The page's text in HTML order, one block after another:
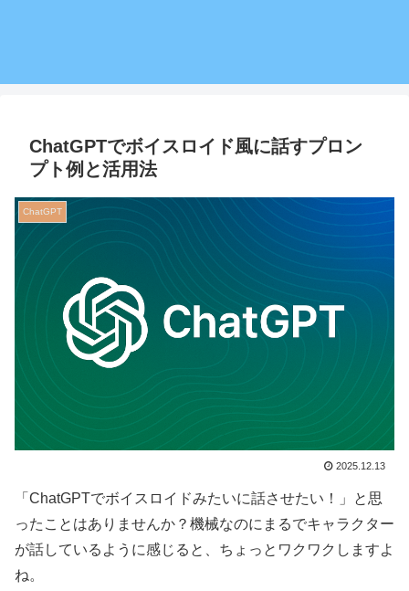
ChatGPTでボイスロイド風に話すプロン
プト例と活用法
ChatGPT
2025.12.13
「ChatGPTでボイスロイドみたいに話させたい！」と思
ったことはありませんか？機械なのにまるでキャラクター
が話しているように感じると、ちょっとワクワクしますよ
ね。